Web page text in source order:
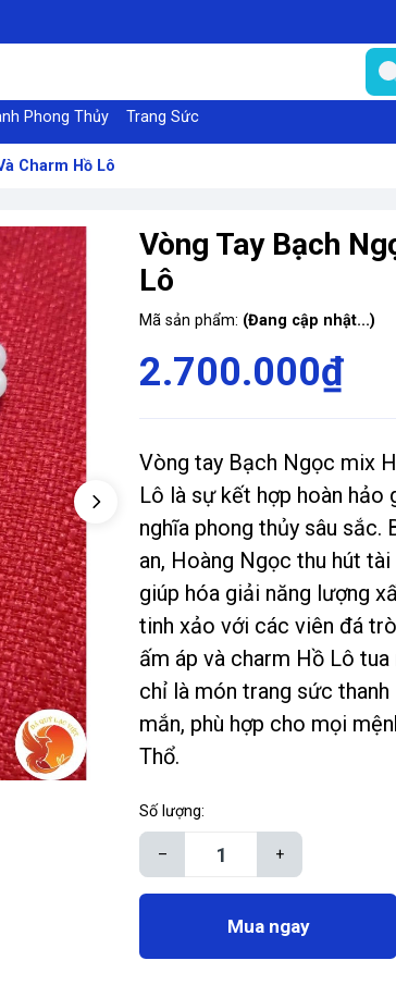
Phong Thủy Trang Sức
Charm Hồ Lô
Vòng Tay Bạch
Lô
Mã sản phẩm: (Đang cập nhật...)
2.700.000₫
Vòng tay Bạch Ngọc mix
Lô là sự kết hợp hoàn hảo
nghĩa phong thủy sâu sắc.
an, Hoàng Ngọc thu hút
giúp hóa giải năng lượng
tinh xảo với các viên đá
ấm áp và charm Hồ Lô
chỉ là món trang sức
mắn, phù hợp cho mọi
Thổ.
Số lượng:
– +
Mua ngay